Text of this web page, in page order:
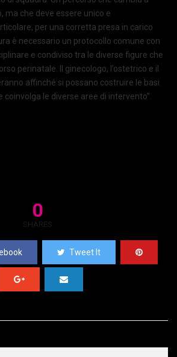
ma che deve essere unico e
per una corretta presa in carico
è necessario un protocollo comune con
e condiviso tra le diverse figure che
perinatale. Il ginecologo, l’ostetrico e il
affinché si possano costruire le basi
le diverse aree di intervento”.
0
SHARES
Tweet It